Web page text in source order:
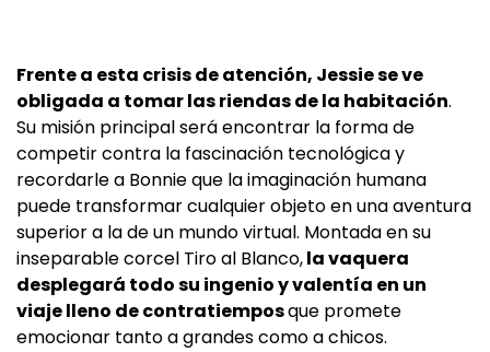
Frente a esta crisis de atención, Jessie se ve
obligada a tomar las riendas de la habitación.
Su misión principal será encontrar la forma de
competir contra la fascinación tecnológica y
recordarle a Bonnie que la imaginación humana
puede transformar cualquier objeto en una aventura
superior a la de un mundo virtual. Montada en su
inseparable corcel Tiro al Blanco,la vaquera
desplegará todo su ingenio y valentía en un
viaje lleno de contratiemposque promete
emocionar tanto a grandes como a chicos.